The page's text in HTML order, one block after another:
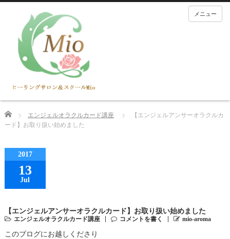
メニュー
Home エンジェルオラクルカード講座
【エンジェルアンサーオラクルカ
ード】お取り扱い始めました
2017
13
Jul
【エンジェルアンサーオラクルカード】お取り扱い始めました
エンジェルオラクルカード講座 コメントを書く mio-aroma
このブログにお越しくださり